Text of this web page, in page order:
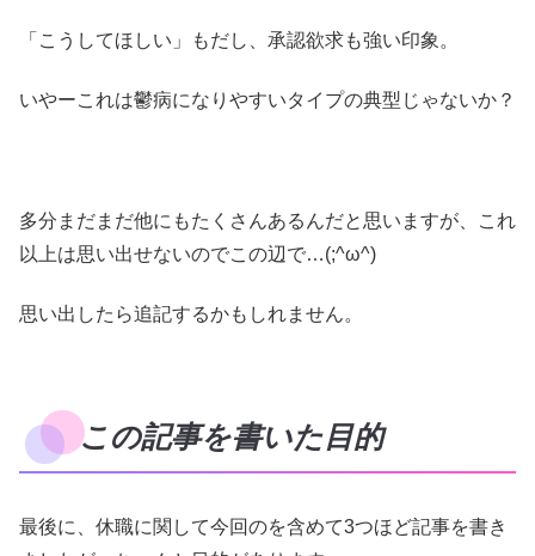
「こうしてほしい」もだし、承認欲求も強い印象。
いやーこれは鬱病になりやすいタイプの典型じゃないか？
多分まだまだ他にもたくさんあるんだと思いますが、これ
以上は思い出せないのでこの辺で…(;^ω^)
思い出したら追記するかもしれません。
この記事を書いた目的
最後に、休職に関して今回のを含めて3つほど記事を書き